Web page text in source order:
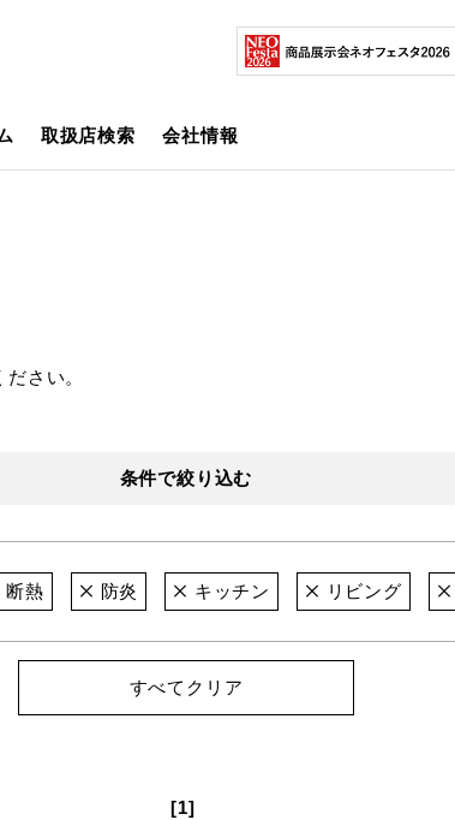
取扱店検索 会社情報
さい。
条件で絞り込む
断熱 防炎 キッチン リビング
すべてクリア
[1]